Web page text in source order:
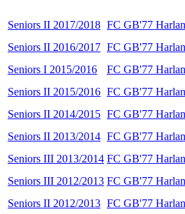
Seniors II 2017/2018 FC GB'77
Seniors II 2016/2017 FC GB'77
Seniors I 2015/2016
FC GB'77
Seniors II 2015/2016 FC GB'77
Seniors II 2014/2015 FC GB'77
Seniors II 2013/2014 FC GB'77
Seniors III 2013/2014 FC GB'77
Seniors III 2012/2013 FC GB'77
Seniors II 2012/2013 FC GB'77